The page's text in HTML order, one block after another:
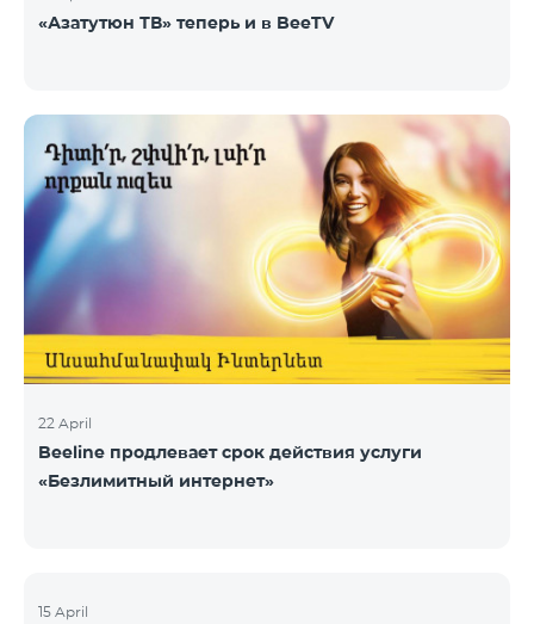
«Азатутюн ТВ» теперь и в BeeTV
22 April
Beeline продлевает срок действия услуги
«Безлимитный интернет»
15 April